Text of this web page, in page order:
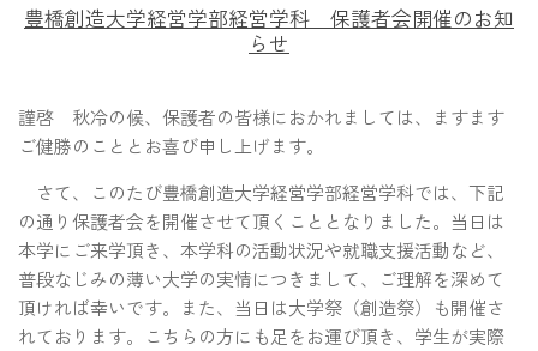
豊橋創造大学経営学部経営学科 保護者会開催のお知
らせ
謹啓 秋冷の候、保護者の皆様におかれましては、ますます
ご健勝のこととお喜び申し上げます。
さて、このたび豊橋創造大学経営学部経営学科では、下記
の通り保護者会を開催させて頂くこととなりました。当日は
本学にご来学頂き、本学科の活動状況や就職支援活動など、
普段なじみの薄い大学の実情につきまして、ご理解を深めて
頂ければ幸いです。また、当日は大学祭（創造祭）も開催さ
れております。こちらの方にも足をお運び頂き、学生が実際